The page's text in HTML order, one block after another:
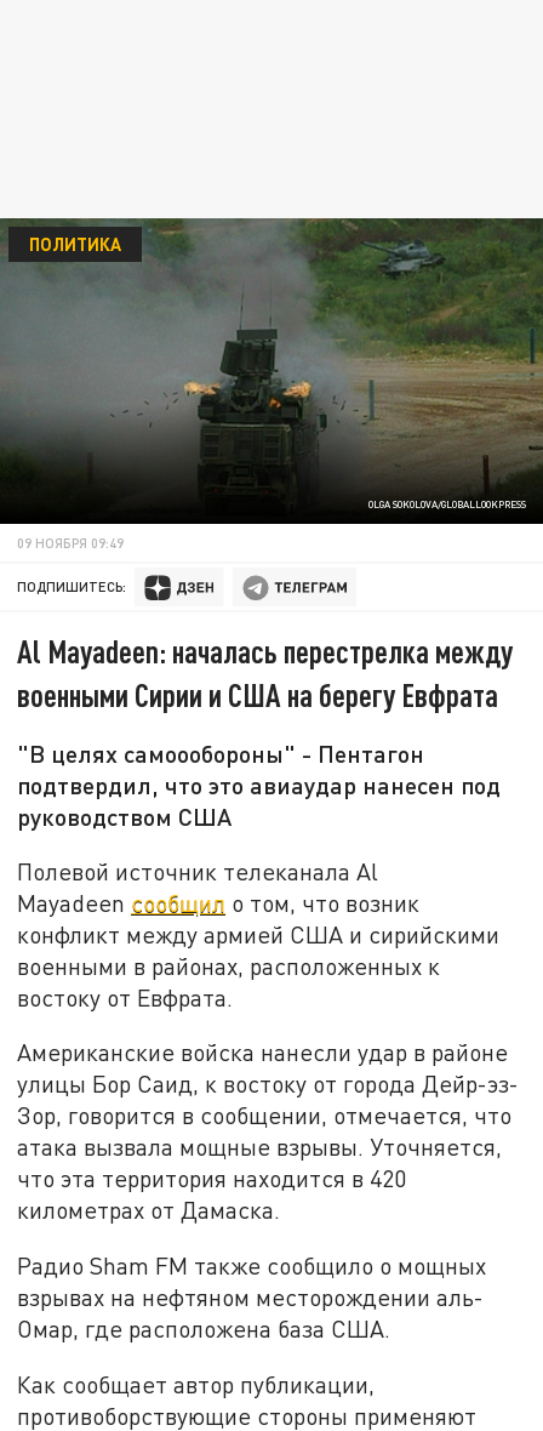
OLGA SOKOLOVA/GLOBALLOOKPRESS
ПОЛИТИКА
09 НОЯБРЯ 09:49
ПОДПИШИТЕСЬ:
Al Mayadeen: началась перестрелка между
военными Сирии и США на берегу Евфрата
"В целях самоообороны" - Пентагон
подтвердил, что это авиаудар нанесен под
руководством США
Полевой источник телеканала Al
Mayadeen сообщил о том, что возник
конфликт между армией США и сирийскими
военными в районах, расположенных к
востоку от Евфрата.
Американские войска нанесли удар в районе
улицы Бор Саид, к востоку от города Дейр-эз-
Зор, говорится в сообщении, отмечается, что
атака вызвала мощные взрывы. Уточняется,
что эта территория находится в 420
километрах от Дамаска.
Радио Sham FM также сообщило о мощных
взрывах на нефтяном месторождении аль-
Омар, где расположена база США.
Как сообщает автор публикации,
противоборствующие стороны применяют